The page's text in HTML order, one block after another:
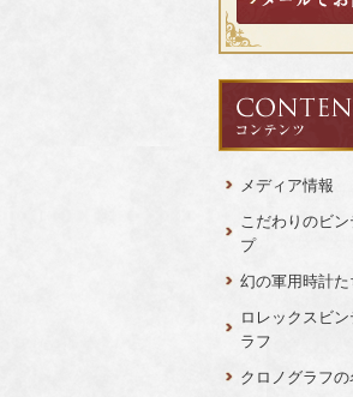
メディア情報
こだわりのビ
プ
幻の軍用時計た
ロレックスビ
ラフ
クロノグラフ